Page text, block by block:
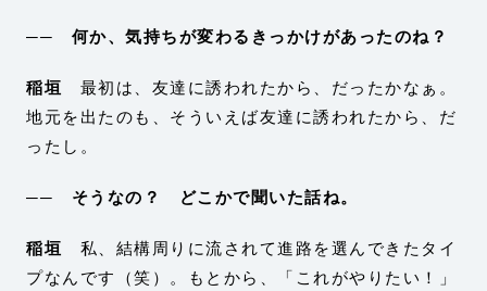
── 何か、気持ちが変わるきっかけがあったのね？
稲垣 最初は、友達に誘われたから、だったかなぁ。
地元を出たのも、そういえば友達に誘われたから、だ
ったし。
── そうなの？ どこかで聞いた話ね。
稲垣 私、結構周りに流されて進路を選んできたタイ
プなんです（笑）。もとから、「これがやりたい！」